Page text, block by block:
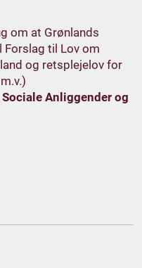
om at Grønlands
til Lov om
og retsplejelov for
Anliggender og